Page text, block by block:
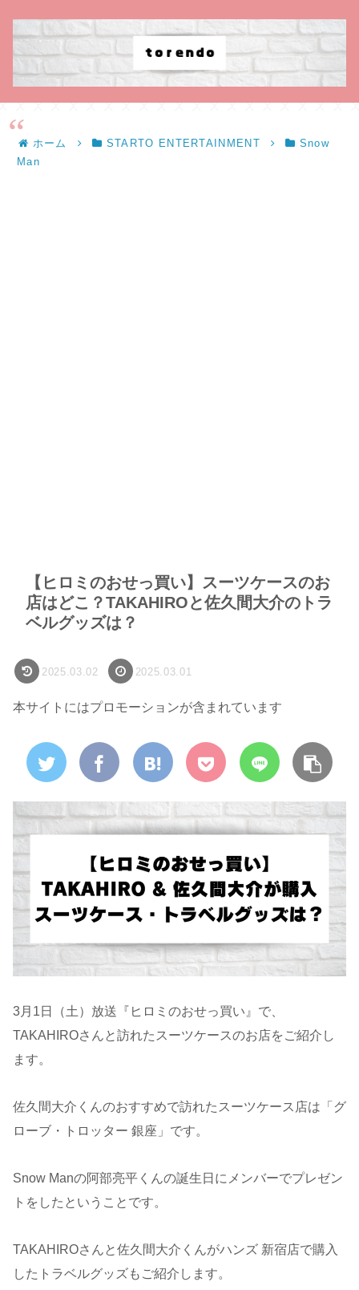
ホーム STARTO ENTERTAINMENT
Snow
Man
【ヒロミのおせっ買い】スーツケースのお
店はどこ？TAKAHIROと佐久間大介のトラ
ベルグッズは？
2025.03.02 2025.03.01
本サイトにはプロモーションが含まれています
3月1日（土）放送『ヒロミのおせっ買い』で、
TAKAHIROさんと訪れたスーツケースのお店をご紹介し
ます。
佐久間大介くんのおすすめで訪れたスーツケース店は「グ
ローブ・トロッター 銀座」です。
Snow Manの阿部亮平くんの誕生日にメンバーでプレゼン
トをしたということです。
TAKAHIROさんと佐久間大介くんがハンズ 新宿店で購入
したトラベルグッズもご紹介します。